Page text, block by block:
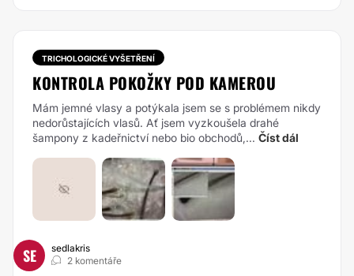
TRICHOLOGICKÉ VYŠETŘENÍ
KONTROLA POKOŽKY POD KAMEROU
Mám jemné vlasy a potýkala jsem se s problémem nikdy
nedorůstajících vlasů. Ať jsem vyzkoušela drahé
šampony z kadeřnictví nebo bio obchodů,... Číst dál
SE
sedlakris
2 komentáře